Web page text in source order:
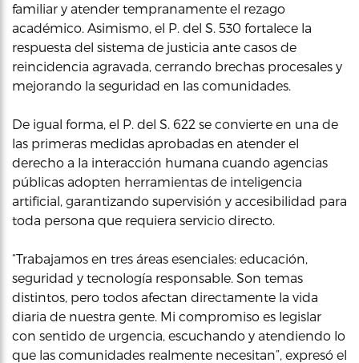
familiar y atender tempranamente el rezago
académico. Asimismo, el P. del S. 530 fortalece la
respuesta del sistema de justicia ante casos de
reincidencia agravada, cerrando brechas procesales y
mejorando la seguridad en las comunidades.
De igual forma, el P. del S. 622 se convierte en una de
las primeras medidas aprobadas en atender el
derecho a la interacción humana cuando agencias
públicas adopten herramientas de inteligencia
artificial, garantizando supervisión y accesibilidad para
toda persona que requiera servicio directo.
“Trabajamos en tres áreas esenciales: educación,
seguridad y tecnología responsable. Son temas
distintos, pero todos afectan directamente la vida
diaria de nuestra gente. Mi compromiso es legislar
con sentido de urgencia, escuchando y atendiendo lo
que las comunidades realmente necesitan”, expresó el